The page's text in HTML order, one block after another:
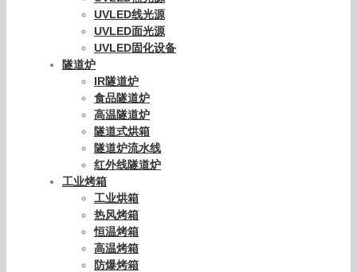
UVLED线光源
UVLED面光源
UVLED固化设备
隧道炉
IR隧道炉
食品隧道炉
高温隧道炉
隧道式烘箱
隧道炉流水线
红外线隧道炉
工业烤箱
工业烘箱
热风烤箱
恒温烤箱
高温烤箱
防爆烤箱